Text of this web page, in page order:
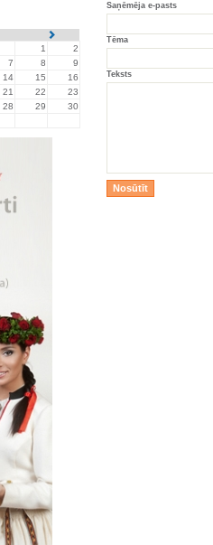
1
2
7 8
9
14 15
16
21 22
23
28 29
30
Saņēmēja e-pasts
Tēma
Teksts